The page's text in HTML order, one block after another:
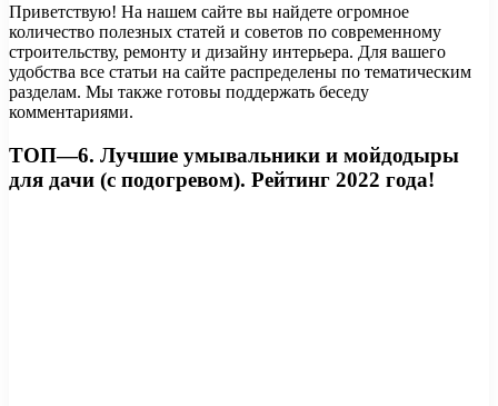
Приветствую! На нашем сайте вы найдете огромное
количество полезных статей и советов по современному
строительству, ремонту и дизайну интерьера. Для вашего
удобства все статьи на сайте распределены по тематическим
разделам. Мы также готовы поддержать беседу
комментариями.
ТОП—6. Лучшие умывальники и мойдодыры
для дачи (с подогревом). Рейтинг 2022 года!